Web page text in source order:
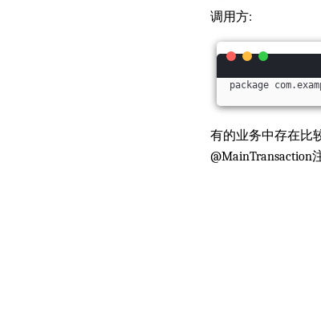
调用方:
package
有的业务中存在比
@MainTransaction